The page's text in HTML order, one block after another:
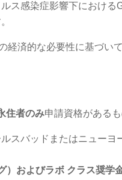
ス感染症影響下における
経済的な必要性に基づい
住者のみ申請資格があるも
スバッドまたはニューヨ
）およびラボ クラス奨学金